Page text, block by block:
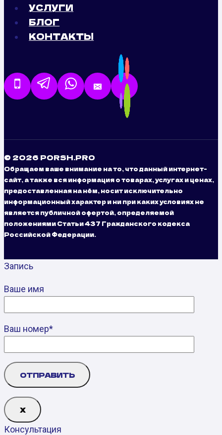
УСЛУГИ
БЛОГ
КОНТАКТЫ
© 2026 PORSH.PRO
Обращаем ваше внимание на то, что данный интернет-
сайт, а также вся информация о товарах, услугах и ценах,
предоставленная на нём, носит исключительно
информационный характер и ни при каких условиях не
является публичной офертой, определяемой
положениями Статьи 437 Гражданского кодекса
Российской Федерации.
Запись
Ваше имя
Ваш номер*
Х
Консультация